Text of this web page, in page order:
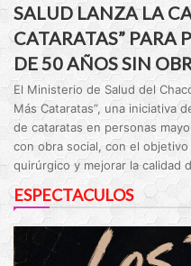
SALUD LANZA LA
CATARATAS” PARA
DE 50 AÑOS SIN
El Ministerio de Salud del
Más Cataratas”, una iniciativa
de cataratas en personas
con obra social, con el
quirúrgico y mejorar la calidad
ESPECTACULOS